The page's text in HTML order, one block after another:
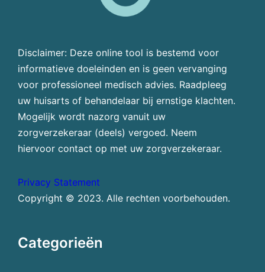
Disclaimer: Deze online tool is bestemd voor
informatieve doeleinden en is geen vervanging
voor professioneel medisch advies. Raadpleeg
uw huisarts of behandelaar bij ernstige klachten.
Mogelijk wordt nazorg vanuit uw
zorgverzekeraar (deels) vergoed. Neem
hiervoor contact op met uw zorgverzekeraar.
Privacy Statement
Copyright © 2023. Alle rechten voorbehouden.
Categorieën